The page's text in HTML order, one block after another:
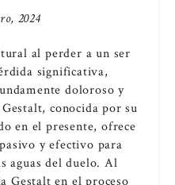
2024
al perder a un ser
significativa,
doloroso y
conocida por su
en el presente, ofrece
y efectivo para
aguas del duelo. Al